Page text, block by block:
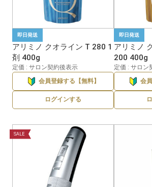
即日発送
アリミノ クオライン T 280 1
剤 400g
定価 : サロン契約後表示
会員登録する【無料】
ログインする
即日発送
アリミノ
200 400g
定価 : サロン
会
SALE